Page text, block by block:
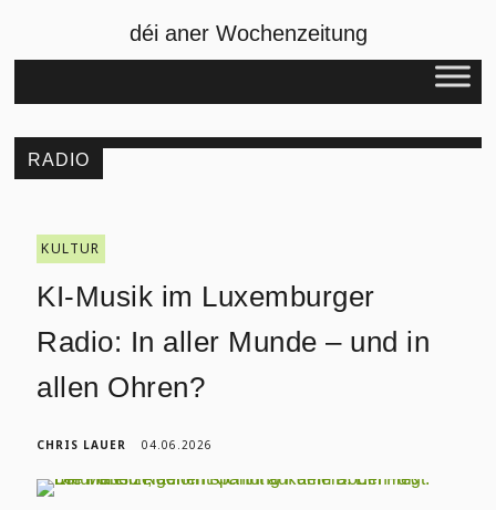
déi aner Wochenzeitung
RADIO
KULTUR
KI-Musik im Luxemburger
Radio: In aller Munde – und in
allen Ohren?
CHRIS LAUER 04.06.2026